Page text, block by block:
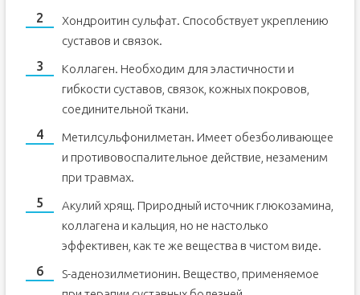
Хондроитин сульфат. Способствует укреплению
суставов и связок.
Коллаген. Необходим для эластичности и
гибкости суставов, связок, кожных покровов,
соединительной ткани.
Метилсульфонилметан. Имеет обезболивающее
и противовоспалительное действие, незаменим
при травмах.
Акулий хрящ. Природный источник глюкозамина,
коллагена и кальция, но не настолько
эффективен, как те же вещества в чистом виде.
S-аденозилметионин. Вещество, применяемое